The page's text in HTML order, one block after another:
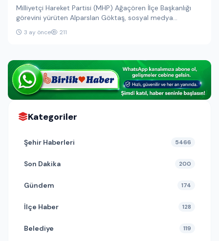
Milliyetçi Hareket Partisi (MHP) Ağaçören İlçe Başkanlığı
görevini yürüten Alparslan Göktaş, sosyal medya
üzerinden yaptığı açıklamada görevinden istifa…
3 ay önce 211
Kategoriler
Şehir Haberleri 5466
Son Dakika 200
Gündem 174
İlçe Haber 128
Belediye 119